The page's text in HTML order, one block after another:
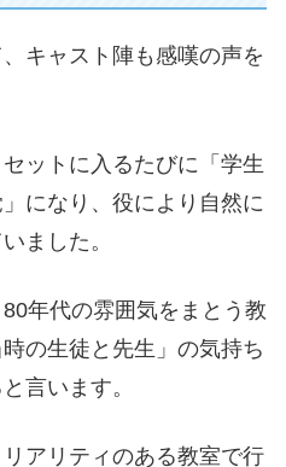
キャスト陣も感嘆の声を
ットに入るたびに「学生
になり、役により自然に
ました。
年代の雰囲気をまとう教
の生徒と先生」の気持ち
言います。
アリティのある教室で行